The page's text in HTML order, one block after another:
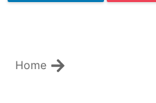
Home